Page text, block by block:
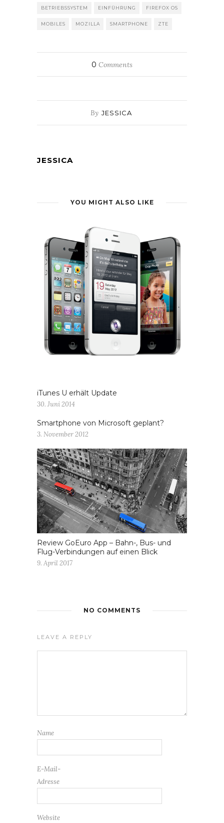
BETRIEBSSYSTEM EINFÜHRUNG FIREFOX OS
MOBILES MOZILLA SMARTPHONE ZTE
0 Comments
By JESSICA
JESSICA
YOU MIGHT ALSO LIKE
iTunes U erhält Update
30. Juni 2014
Smartphone von Microsoft geplant?
3. November 2012
Review GoEuro App – Bahn-, Bus- und
Flug-Verbindungen auf einen Blick
9. April 2017
NO COMMENTS
LEAVE A REPLY
Name
E-Mail-
Adresse
Website